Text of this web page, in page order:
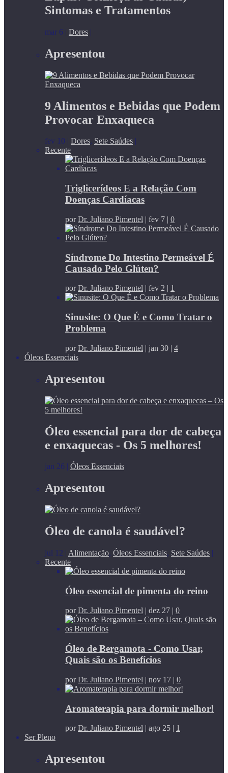
Sintomas e Tratamentos
mar 6 | Dores |
Apresentou
9 Alimentos e Bebidas que Podem
Provocar Enxaqueca
fev 10 Dores, Sete Saúdes
Recente
Triglicerídeos E a Relação Com
Doenças Cardíacas
porDr. Juliano Pimentel | fev 7 | 0
Síndrome Do Intestino Permeável É
Causado Pelo Glúten?
porDr. Juliano Pimentel | fev 2 | 1
Sinusite: O Que É e Como Tratar o
Problema
porDr. Juliano Pimentel | jan 30 | 4
Óleos Essenciais
Apresentou
Óleo essencial para dor de cabeça
e enxaquecas - Os 5 melhores!
jan 26 | Óleos Essenciais |
Apresentou
Óleo de canola é saudável?
jul 12 | Alimentação, Óleos Essenciais, Sete Saúdes |
Recente
Óleo essencial de pimenta do reino
porDr. Juliano Pimentel dez 27 0
Óleo de Bergamota - Como Usar,
Quais são os Benefícios
porDr. Juliano Pimentel | nov 17 | 0
Aromaterapia para dormir melhor!
porDr. Juliano Pimentel | ago 25 | 1
Ser Pleno
Apresentou